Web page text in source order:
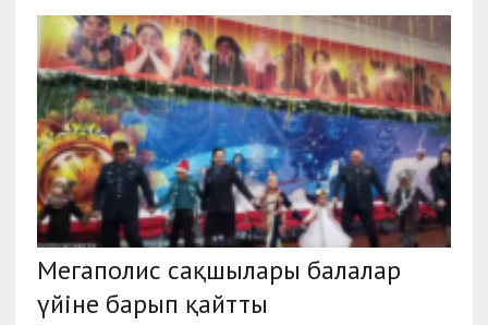
Мегаполис сақшылары балалар
үйіне барып қайтты